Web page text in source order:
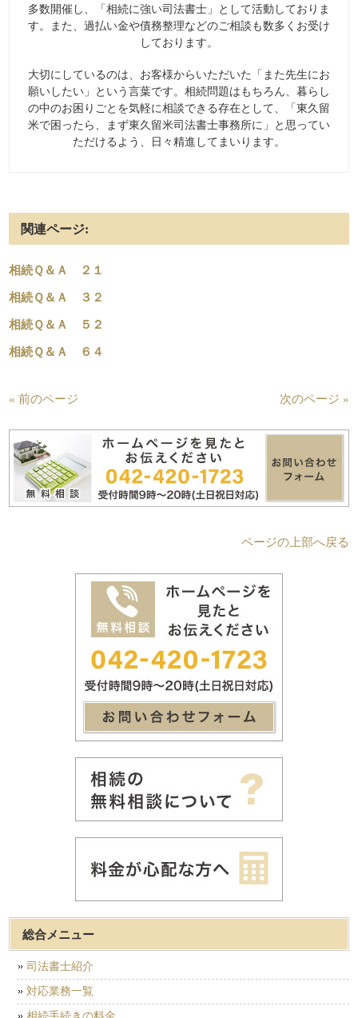
多数開催し、「相続に強い司法書士」として活動しておりま
す。また、過払い金や債務整理などのご相談も数多くお受け
しております。
大切にしているのは、お客様からいただいた「また先生にお
願いしたい」という言葉です。相続問題はもちろん、暮らし
の中のお困りごとを気軽に相談できる存在として、「東久留
米で困ったら、まず東久留米司法書士事務所に」と思ってい
ただけるよう、日々精進してまいります。
関連ページ:
相続Ｑ＆Ａ ２１
相続Ｑ＆Ａ ３２
相続Ｑ＆Ａ ５２
相続Ｑ＆Ａ ６４
« 前のページ 次のページ »
ページの上部へ戻る
総合メニュー
司法書士紹介
対応業務一覧